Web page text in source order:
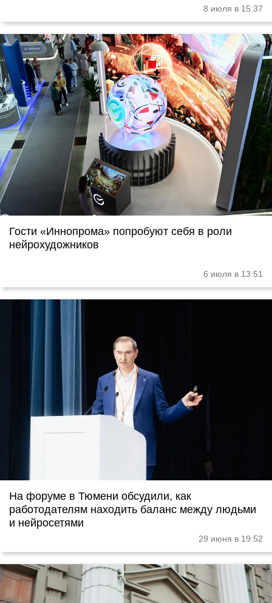
8 июля в 15:37
Гости «Иннопрома» попробуют себя в роли
нейрохудожников
6 июля в 13:51
На форуме в Тюмени обсудили, как
работодателям находить баланс между людьми
и нейросетями
29 июня в 19:52